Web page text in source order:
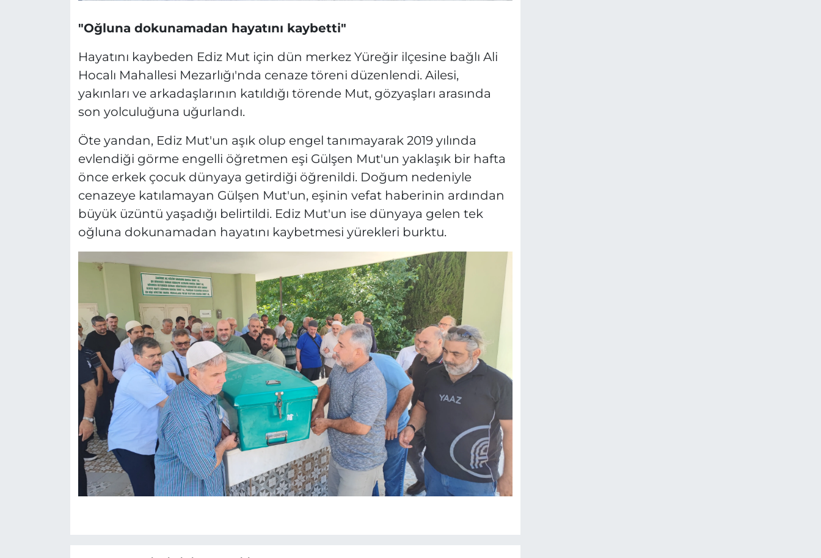
"Oğluna dokunamadan hayatını kaybetti"
Hayatını kaybeden Ediz Mut için dün merkez Yüreğir ilçesine bağlı Ali
Hocalı Mahallesi Mezarlığı'nda cenaze töreni düzenlendi. Ailesi,
yakınları ve arkadaşlarının katıldığı törende Mut, gözyaşları arasında
son yolculuğuna uğurlandı.
Öte yandan, Ediz Mut'un aşık olup engel tanımayarak 2019 yılında
evlendiği görme engelli öğretmen eşi Gülşen Mut'un yaklaşık bir hafta
önce erkek çocuk dünyaya getirdiği öğrenildi. Doğum nedeniyle
cenazeye katılamayan Gülşen Mut'un, eşinin vefat haberinin ardından
büyük üzüntü yaşadığı belirtildi. Ediz Mut'un ise dünyaya gelen tek
oğluna dokunamadan hayatını kaybetmesi yürekleri burktu.